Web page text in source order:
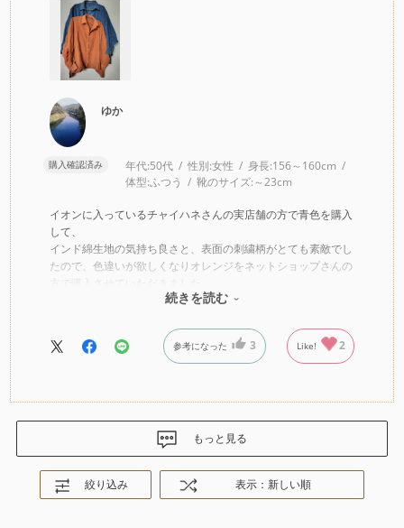
ゆか
購入確認済み 年代:50代 性別:女性 身長:156～160cm
体型:ふつう 靴のサイズ:～23cm
イオンに入っているチャイハネさんの実店舗の方で青色を購入
して、
インド綿生地の気持ち良さと、表面の刺繍柄がとても素敵でし
たので、色違いが欲しくなりオレンジをネットショップさんの
オレンジ色が落ち着いたレンガっぽい色でとても良いです。
い買い物ができました。
パンツにもロングスカートにも合わせやすく夏も着られる生地
なので、たくさん着たいと思います。
続きを読む
参考になった 3 Like! 2
もっと見る
絞り込み 表示：新しい順